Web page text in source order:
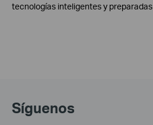
tecnologías inteligentes y
Síguenos